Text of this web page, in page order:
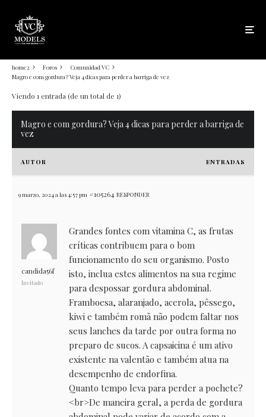
home2 Foros
Comunidad VC
Magro e com gordura? Veja 4 dicas para perder a barriga de vez
Viendo 1 entrada (de un total de 1)
Magro e com gordura? Veja 4 dicas para perder a barriga de
vez
AUTOR ENTRADAS
9 marzo, 2024 a las 4:57 pm #105264 RESPONDER
candida56f
Invitado
Grandes fontes com vitamina C, as frutas
críticas contribuem para o bom
funcionamento do seu organismo. Posto
isto, inclua estes alimentos na sua regime
para despossar gordura abdominal.
Framboesa, alaranjado, acerola, pêssego,
kiwi e também romã não podem faltar nos
seus lanches da tarde por outra forma no
preparo de sucos. A capsaicina é um ativo
existente na valentão e também atua na
desempenho de endorfina.
Quanto tempo leva para perder a pochete?
<br>De maneira geral, a perda de gordura